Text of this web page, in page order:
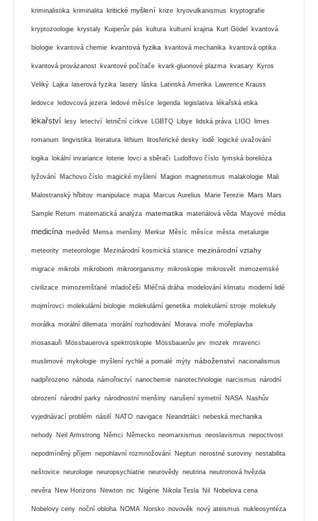
kriminalistika kriminalita kritické myšlení krize kryovulkanismus kryptografie
kryptozoologie krystaly Kuiperův pás kultura kulturní krajina Kurt Gödel kvantová
biologie kvantová chemie kvantová fyzika kvantová mechanika kvantová optika
kvantová provázanost kvantové počítače kvark-gluonové plazma kvasary Kyros
Veliký Lajka laserová fyzika lasery láska Latinská Amerika Lawrence Krauss
ledovce ledovcová jezera ledové měsíce legenda legislativa lékařská etika
lékařství lesy letectví letniční církve LGBTQ Libye lidská práva LIGO limes
romanum lingvistika literatura lithium litosferické desky lodě logické uvažování
logika lokální invariance loterie lovci a sběrači Ludolfovo číslo lymská borelióza
lyžování Machovo číslo magické myšlení Magion magnetismus malakologie Mali
Malostranský hřbitov manipulace mapa Marcus Aurelius Marie Terezie Mars Mars
Sample Return matematická analýza matematika materiálová věda Mayové média
medicína medvěd Mensa menšiny Merkur Měsíc měsíce města metalurgie
meteority meteorologie Mezinárodní kosmická stanice mezinárodní vztahy
migrace mikrobi mikrobiom mikroorganismy mikroskopie mikrosvět mimozemské
civilizace mimozemšťané mladočeši Mléčná dráha modelování klimatu moderní lidé
mojmírovci molekulární biologie molekulární genetika molekulární stroje molekuly
morálka morální dilemata morální rozhodování Morava moře mořeplavba
mosasauři Mössbauerova spektroskopie Mössbauerův jev mozek mravenci
muslimové mykologie myšlení rychlé a pomalé mýty náboženství nacionalismus
nadpřirozeno náhoda námořnictví nanochemie nanotechnologie narcismus národní
obrození národní parky národnostní menšiny narušení symetrií NASA Nashův
vyjednávací problém násilí NATO navigace Neandrtálci nebeská mechanika
nehody Neil Armstrong Němci Německo neomarxismus neoslavismus nepoctivost
nepodmíněný příjem nepohlavní rozmnožování Neptun nerostné suroviny nestabilita
neštovice neurologie neuropsychiatrie neurovědy neutrina neutronová hvězda
nevěra New Horizons Newton nic Nigérie Nikola Tesla Nil Nobelova cena
Nobelovy ceny noční obloha NOMA Norsko novověk nový ateismus nukleosyntéza